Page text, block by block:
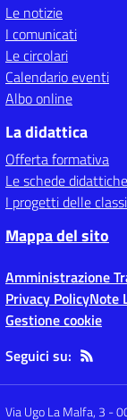
Le notizie
I comunicati
Le circolari
Calendario eventi
Albo online
La didattica
Offerta formativa
Le schede didattiche
I progetti delle classi
Mappa del sito
Amministrazione
Privacy PolicyNote
Gestione cookie
Seguici su:
Via Ugo La Malfa, 3 -